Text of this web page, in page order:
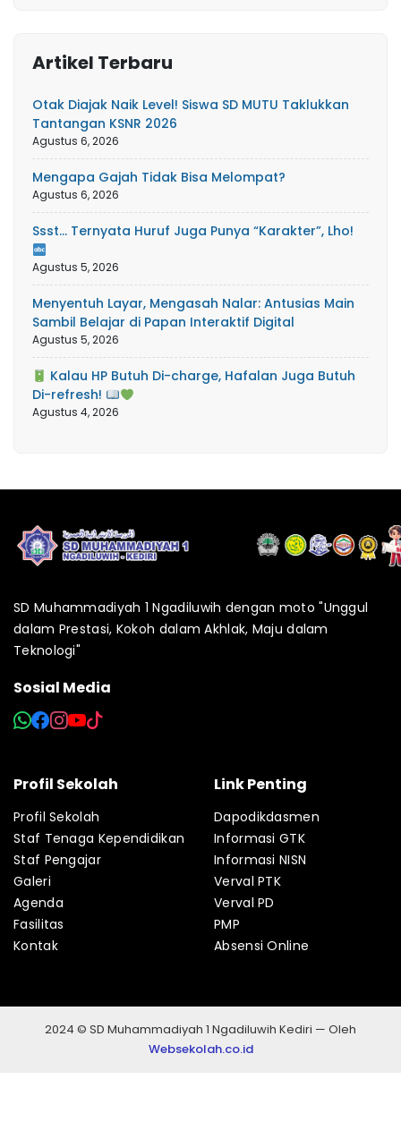
Artikel Terbaru
Otak Diajak Naik Level! Siswa SD MUTU Taklukkan
Tantangan KSNR 2026
Agustus 6, 2026
Mengapa Gajah Tidak Bisa Melompat?
Agustus 6, 2026
Ssst… Ternyata Huruf Juga Punya “Karakter”, Lho!
Agustus 5, 2026
Menyentuh Layar, Mengasah Nalar: Antusias Main
Sambil Belajar di Papan Interaktif Digital
Agustus 5, 2026
Kalau HP Butuh Di-charge, Hafalan Juga Butuh
Di-refresh!
Agustus 4, 2026
SD Muhammadiyah 1 Ngadiluwih dengan moto "Unggul
dalam Prestasi, Kokoh dalam Akhlak, Maju dalam
Teknologi"
Sosial Media
Profil Sekolah
Profil Sekolah
Staf Tenaga Kependidikan
Staf Pengajar
Galeri
Agenda
Fasilitas
Kontak
Link Penting
Dapodikdasmen
Informasi GTK
Informasi NISN
Verval PTK
Verval PD
PMP
Absensi Online
2024 © SD Muhammadiyah 1 Ngadiluwih Kediri — Oleh
Websekolah.co.id